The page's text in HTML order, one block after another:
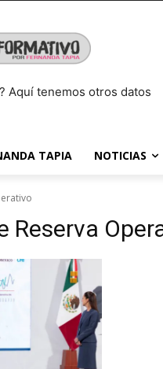
Aquí tenemos otros datos
TAPIA NOTICIAS
Reserva